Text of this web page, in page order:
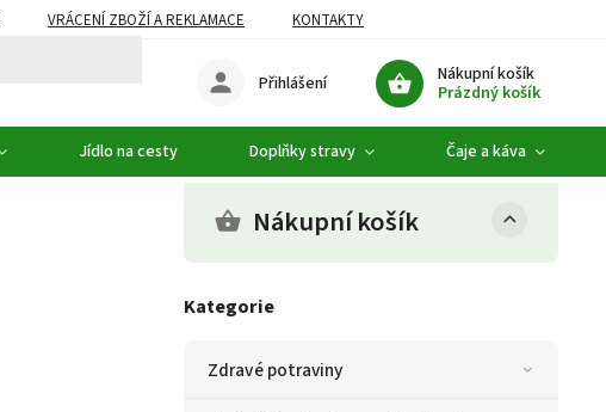
VRÁCENÍ ZBOŽÍ A REKLAMACE
KONTAKTY
Nákupní košík
Prázdný košík
Přihlášení
Jídlo na cesty Doplňky stravy Čaje a káva
Nákupní košík
Kategorie
Zdravé potraviny